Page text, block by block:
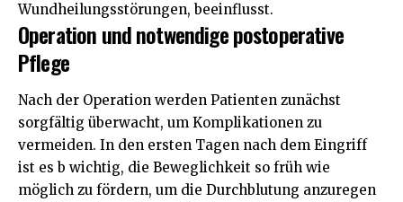
Wundheilungsstörungen, beeinflusst.
Operation und notwendige postoperative
Pflege
Nach der Operation werden Patienten zunächst
sorgfältig überwacht, um Komplikationen zu
vermeiden. In den ersten Tagen nach dem Eingriff
ist es b wichtig, die Beweglichkeit so früh wie
möglich zu fördern, um die Durchblutung anzuregen